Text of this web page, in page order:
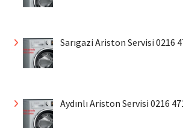
Sarıgazi Ariston Servisi 0216
Aydınlı Ariston Servisi 0216